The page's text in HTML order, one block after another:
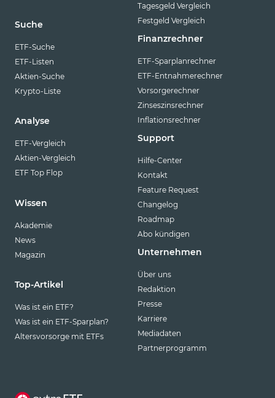
Suche
ETF-Suche
ETF-Listen
Aktien-Suche
Krypto-Liste
Analyse
ETF-Vergleich
Aktien-Vergleich
ETF Top Flop
Wissen
Akademie
News
Magazin
Top-Artikel
Was ist ein ETF?
Was ist ein ETF-Sparplan?
Altersvorsorge mit ETFs
Tagesgeld Vergleich
Festgeld Vergleich
Finanzrechner
ETF-Sparplanrechner
ETF-Entnahmerechner
Vorsorgerechner
Zinseszinsrechner
Inflationsrechner
Support
Hilfe-Center
Kontakt
Feature Request
Changelog
Roadmap
Abo kündigen
Unternehmen
Über uns
Redaktion
Presse
Karriere
Mediadaten
Partnerprogramm